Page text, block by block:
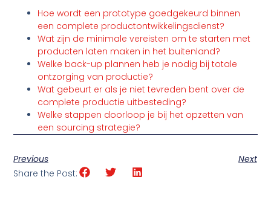
Hoe wordt een prototype goedgekeurd binnen
een complete productontwikkelingsdienst?
Wat zijn de minimale vereisten om te starten met
producten laten maken in het buitenland?
Welke back-up plannen heb je nodig bij totale
ontzorging van productie?
Wat gebeurt er als je niet tevreden bent over de
complete productie uitbesteding?
Welke stappen doorloop je bij het opzetten van
een sourcing strategie?
Previous
Next
Share the Post: